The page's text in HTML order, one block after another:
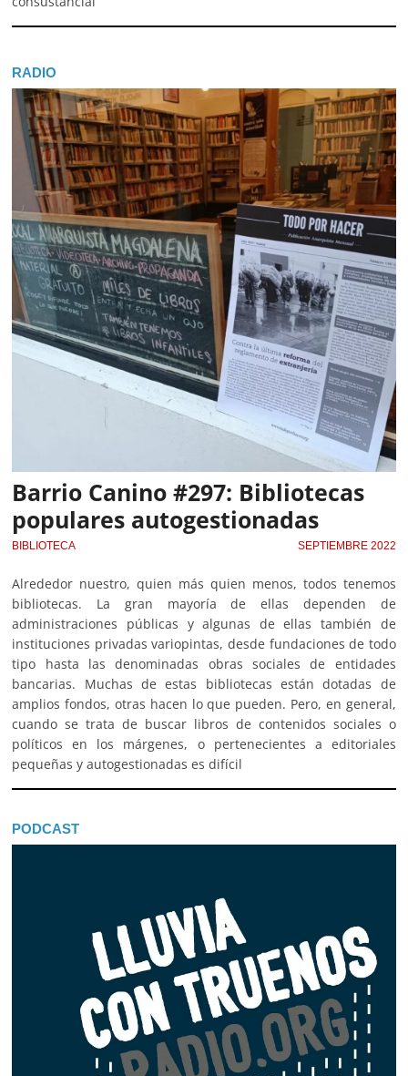
RADIO
Barrio Canino #297: Bibliotecas
populares autogestionadas
BIBLIOTECA SEPTIEMBRE 2022
Alrededor nuestro, quien más quien menos, todos tenemos
bibliotecas. La gran mayoría de ellas dependen de
administraciones públicas y algunas de ellas también de
instituciones privadas variopintas, desde fundaciones de todo
tipo hasta las denominadas obras sociales de entidades
bancarias. Muchas de estas bibliotecas están dotadas de
amplios fondos, otras hacen lo que pueden. Pero, en general,
cuando se trata de buscar libros de contenidos sociales o
políticos en los márgenes, o pertenecientes a editoriales
pequeñas y autogestionadas es difícil
PODCAST